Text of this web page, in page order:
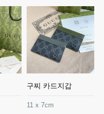
구찌 카드지갑
11 x 7cm